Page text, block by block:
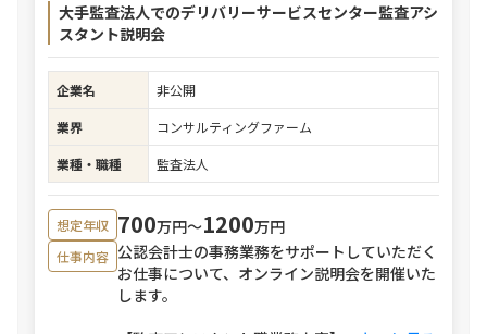
大手監査法人でのデリバリーサービスセンター監査アシ
スタント説明会
企業名
非公開
業界
コンサルティングファーム
業種・職種
監査法人
想定年収 700万円〜1200万円
仕事内容 公認会計士の事務業務をサポートしていただく
お仕事について、オンライン説明会を開催いた
します。